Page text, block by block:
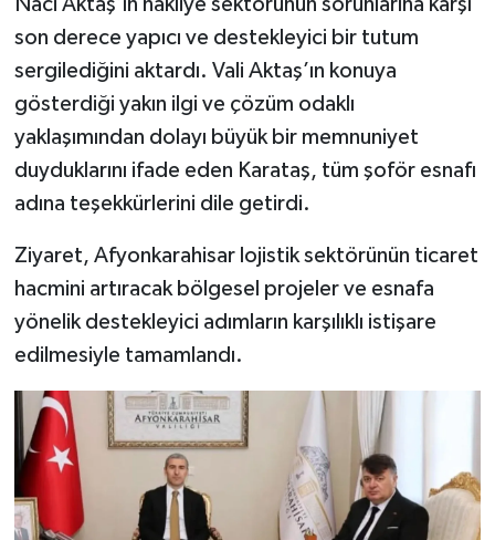
son derece yapıcı ve destekleyici bir tutum
sergilediğini aktardı. Vali Aktaş’ın konuya
gösterdiği yakın ilgi ve çözüm odaklı
yaklaşımından dolayı büyük bir memnuniyet
duyduklarını ifade eden Karataş, tüm şoför esnafı
adına teşekkürlerini dile getirdi.
Ziyaret, Afyonkarahisar lojistik sektörünün ticaret
hacmini artıracak bölgesel projeler ve esnafa
yönelik destekleyici adımların karşılıklı istişare
edilmesiyle tamamlandı.